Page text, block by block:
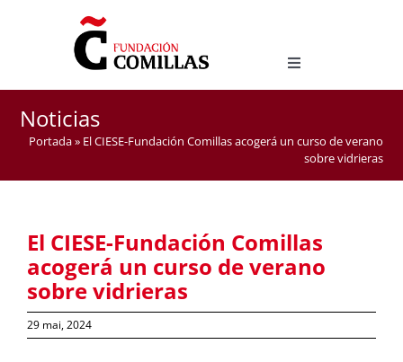
Toggle
Navigation
MASTER D’ENSEIGNEMENT DE L’ESPAGNOL COMME
LANGUE ÉTRANGÈRE
Noticias
Portada» El CIESE-Fundación Comillas acogerá un curso de verano
sobre vidrieras
El CIESE-Fundación Comillas
acogerá un curso de verano
sobre vidrieras
29 mai, 2024